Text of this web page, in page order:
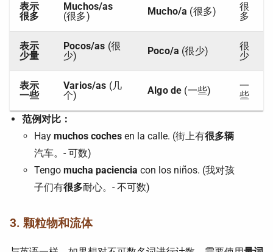
表示
很多
Muchos/as
(很多)
Mucho/a (很多)
很
多
表示
少量
Pocos/as (很
少)
Poco/a (很少)
很
少
表示
一些
Varios/as (几
个)
Algo de (一些)
一
些
范例对比：
Hay muchos coches en la calle. (街上有很多辆
汽车。- 可数)
Tengo mucha paciencia con los niños. (我对孩
子们有很多耐心。- 不可数)
3. 颗粒物和流体